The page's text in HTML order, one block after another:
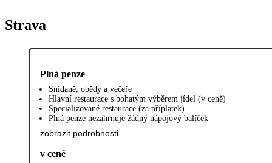
Strava
Plná penze
Snídaně, obědy a večeře
Hlavní restaurace s bohatým výběrem jídel (v ceně)
Specializované restaurace (za příplatek)
Plná penze nezahrnuje žádný nápojový balíček
zobrazit podrobnosti
v ceně